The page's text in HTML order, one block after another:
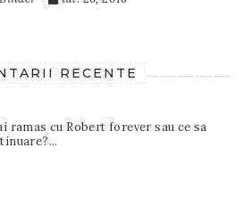
RECENTE
ramas cu Robert forever sau ce sa